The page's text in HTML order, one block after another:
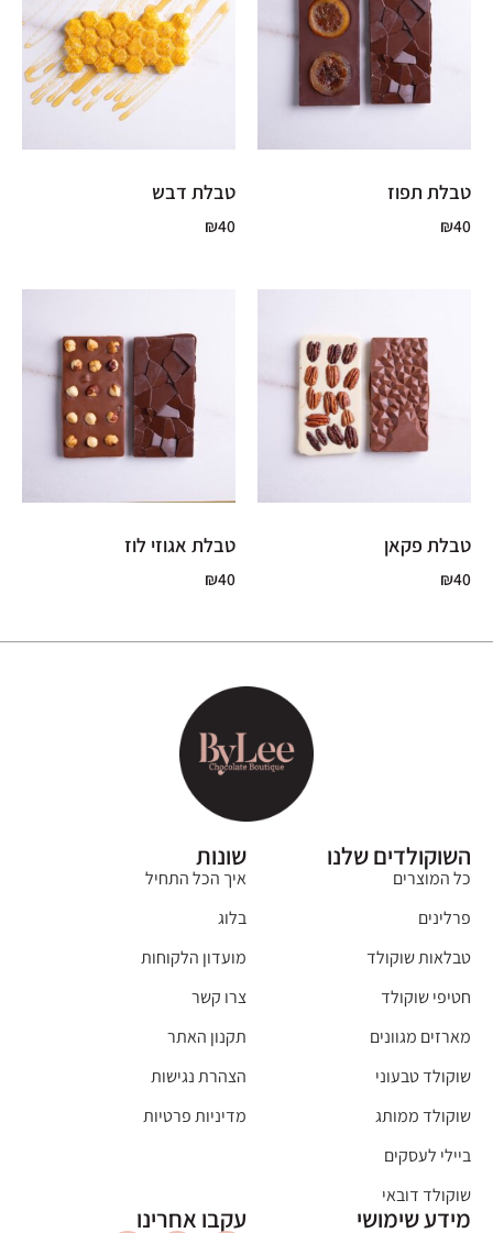
טבלת תפוז
₪40
טבלת דבש
₪40
טבלת פקאן
₪40
טבלת אגוזי לוז
₪40
השוקולדים שלנו
כל המוצרים
פרלינים
טבלאות שוקולד
חטיפי שוקולד
מארזים מגוונים
שוקולד טבעוני
שוקולד ממותג
ביילי לעסקים
שוקולד דובאי
שונות
איך הכל התחיל
בלוג
מועדון הלקוחות
צרו קשר
תקנון האתר
הצהרת נגישות
מדיניות פרטיות
מידע שימושי עקבו אחרינו